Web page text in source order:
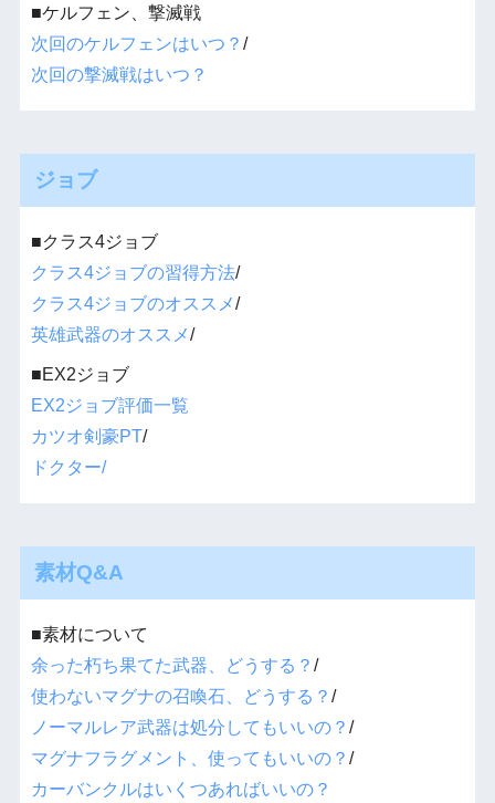
■ケルフェン、撃滅戦
次回のケルフェンはいつ？ /
次回の撃滅戦はいつ？
ジョブ
■クラス4ジョブ
クラス4ジョブの習得方法/
クラス4ジョブのオススメ/
英雄武器のオススメ/
■EX2ジョブ
EX2ジョブ評価一覧
カツオ剣豪PT/
ドクター/
素材Q&A
■素材について
余った朽ち果てた武器、どうする？ /
使わないマグナの召喚石、どうする？ /
ノーマルレア武器は処分してもいいの？ /
マグナフラグメント、使ってもいいの？ /
カーバンクルはいくつあればいいの？